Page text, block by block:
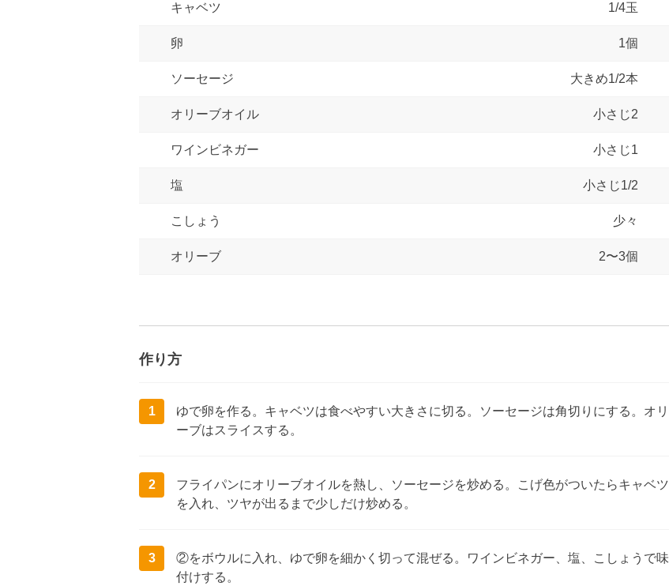
キャベツ 1/4玉
卵 1個
ソーセージ 大きめ1/2本
オリーブオイル 小さじ2
ワインビネガー 小さじ1
塩 小さじ1/2
こしょう 少々
オリーブ 2〜3個
作り方
1
ゆで卵を作る。キャベツは食べやすい大きさに切る。ソーセージは角切りにする。オリ
ーブはスライスする。
2
フライパンにオリーブオイルを熱し、ソーセージを炒める。こげ色がついたらキャベツ
を入れ、ツヤが出るまで少しだけ炒める。
3
②をボウルに入れ、ゆで卵を細かく切って混ぜる。ワインビネガー、塩、こしょうで味
付けする。